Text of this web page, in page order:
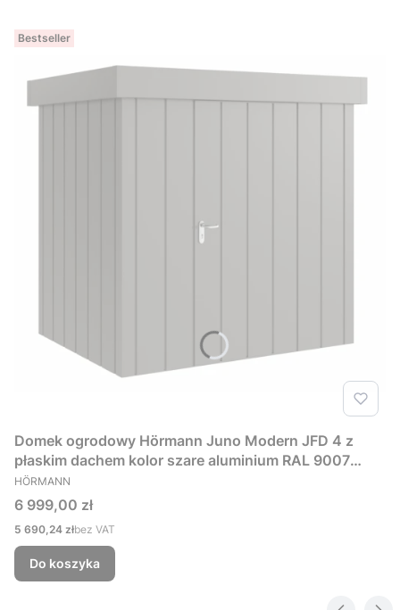
Bestseller
Domek ogrodowy Hörmann Juno Modern JFD 4 z
płaskim dachem kolor szare aluminium RAL 9007
229x181 cm
PRODUCENT
HÖRMANN
Cena
6 999,00 zł
Cena
5 690,24 złbez VAT
Do koszyka